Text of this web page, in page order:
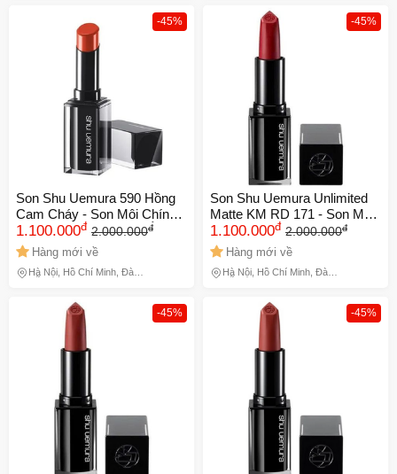
-45%
Son Shu Uemura 590 Hồng
Cam Cháy - Son Môi Chính
Hãng Vỏ Đen, Dưỡng Ẩm
Mịn Màng, Quà Tặng Ý
Nghĩa cho Phụ Nữ 729589
1.100.000đ 2.000.000đ
Hàng mới về
Hà Nội, Hồ Chí Minh, Đà
-45%
Son Shu Uemura Unlimited
Matte KM RD 171 - Son Môi
Đỏ Trầm Sang Trọng Chống
Nước Nhật Bản, Đầu Lấy
Thông Minh, Dưỡng Ẩm Mịn
Mượt 729590
1.100.000đ 2.000.000đ
Hàng mới về
Hà Nội, Hồ Chí Minh, Đà
-45% -45%